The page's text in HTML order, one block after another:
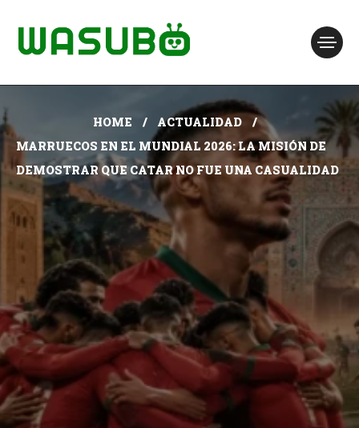
HOME
ACTUALIDAD
MARRUECOS EN EL MUNDIAL 2026: LA MISIÓN DE
DEMOSTRAR QUE CATAR NO FUE UNA CASUALIDAD